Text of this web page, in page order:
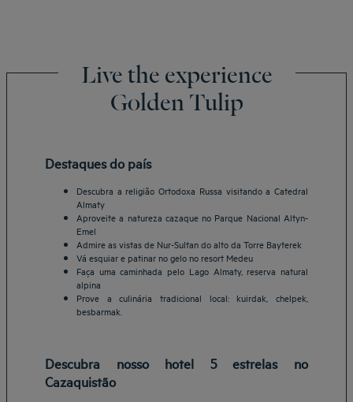
Live the experience
Golden Tulip
Destaques do país
Descubra a religião Ortodoxa Russa visitando a Catedral
Almaty
Aproveite a natureza cazaque no Parque Nacional Altyn-
Emel
Admire as vistas de Nur-Sultan do alto da Torre Bayterek
Vá esquiar e patinar no gelo no resort Medeu
Faça uma caminhada pelo Lago Almaty, reserva natural
alpina
Prove a culinária tradicional local: kuirdak, chelpek,
besbarmak.
Descubra nosso hotel 5 estrelas no
Cazaquistão